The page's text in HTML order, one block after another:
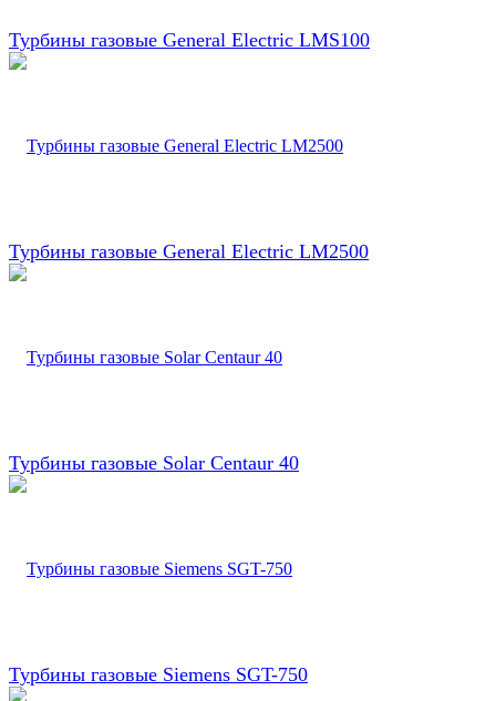
Турбины газовые General Electric LMS100
Турбины газовые General Electric LM2500
Турбины газовые Solar Centaur 40
Турбины газовые Siemens SGT-750